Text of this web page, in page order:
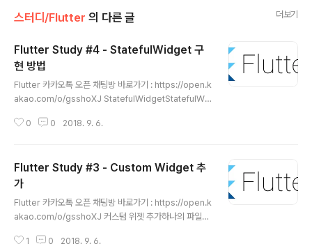
스터디/Flutter 의 다른 글 더보기
Flutter Study #4 - StatefulWidget 구
현 방법
Flutter 카카오톡 오픈 채팅방 바로가기 : https://open.k
akao.com/o/gsshoXJ StatefulWidgetStatefulWi
을 뜻한다.그럼 어떤식으로 만들어지는 지 살펴보자.우선
든다.class AppState extends State { int counter
= 0; Widget build(context) { return MaterialApp(
home: Scaffold( body: Text('$counter'), appBar:
AppBar( title: Text("L..
0 0 2018. 9. 6.
Flutter Study #3 - Custom Widget 추
가
Flutter 카카오톡 오픈 채팅방 바로가기 : https://open.k
akao.com/o/gsshoXJ 커스텀 위젯 추가하나의 파일에
1 0 2018. 9. 6.